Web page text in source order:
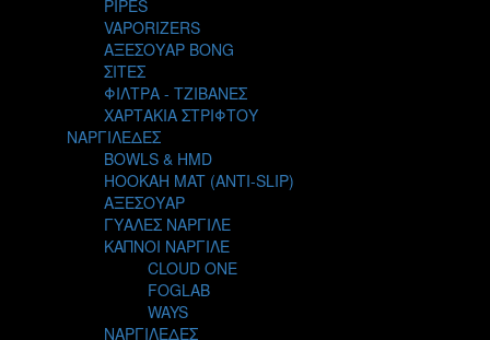
PIPES
VAPORIZERS
ΑΞΕΣΟΥΑΡ BONG
ΣΙΤΕΣ
ΦΙΛΤΡΑ - ΤΖΙΒΑΝΕΣ
ΧΑΡΤΑΚΙΑ ΣΤΡΙΦΤΟΥ
ΝΑΡΓΙΛΕΔΕΣ
BOWLS & HMD
HOOKAH MAT (ANTI-SLIP)
ΑΞΕΣΟΥΑΡ
ΓΥΑΛΕΣ ΝΑΡΓΙΛΕ
ΚΑΠΝΟΙ ΝΑΡΓΙΛΕ
CLOUD ONE
FOGLAB
WAYS
ΝΑΡΓΙΛΕΔΕΣ